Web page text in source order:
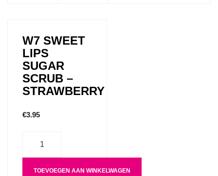
W7 SWEET
LIPS
SUGAR
SCRUB –
STRAWBERRY
€3.95
TOEVOEGEN AAN WINKELWAGEN